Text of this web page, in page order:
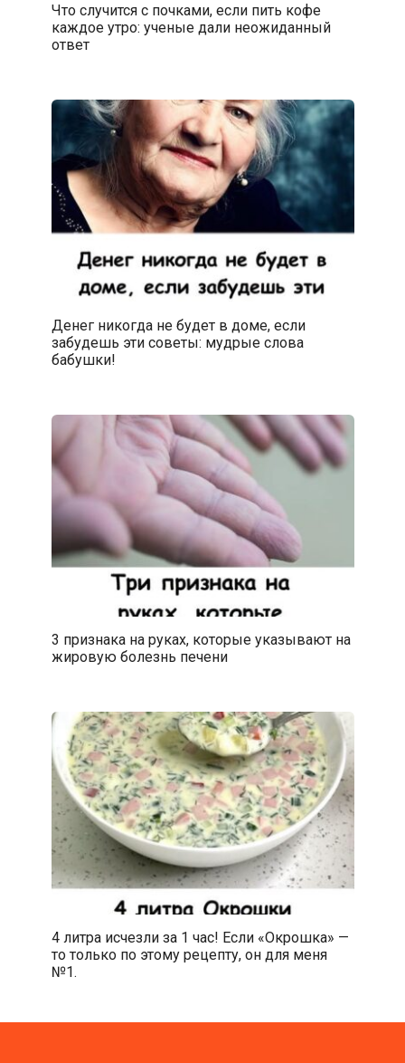
Что случится с почками, если пить кофе
каждое утро: ученые дали неожиданный
ответ
Денег никогда не будет в доме, если
забудешь эти советы: мудрые слова
бабушки!
3 признака на руках, которые указывают на
жировую болезнь печени
4 литра исчезли за 1 час! Если «Окрошка» —
то только по этому рецепту, он для меня
№1.